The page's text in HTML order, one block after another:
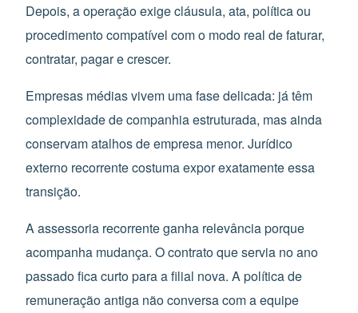
Depois, a operação exige cláusula, ata, política ou
procedimento compatível com o modo real de faturar,
contratar, pagar e crescer.
Empresas médias vivem uma fase delicada: já têm
complexidade de companhia estruturada, mas ainda
conservam atalhos de empresa menor. Jurídico
externo recorrente costuma expor exatamente essa
transição.
A assessoria recorrente ganha relevância porque
acompanha mudança. O contrato que servia no ano
passado fica curto para a filial nova. A política de
remuneração antiga não conversa com a equipe